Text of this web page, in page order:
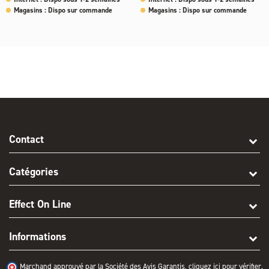
Magasins : Dispo sur commande
Magasins : Dispo sur commande
Contact
Catégories
Effect On Line
Informations
Marchand approuvé par la Société des Avis Garantis, cliquez ici pour vérifier.